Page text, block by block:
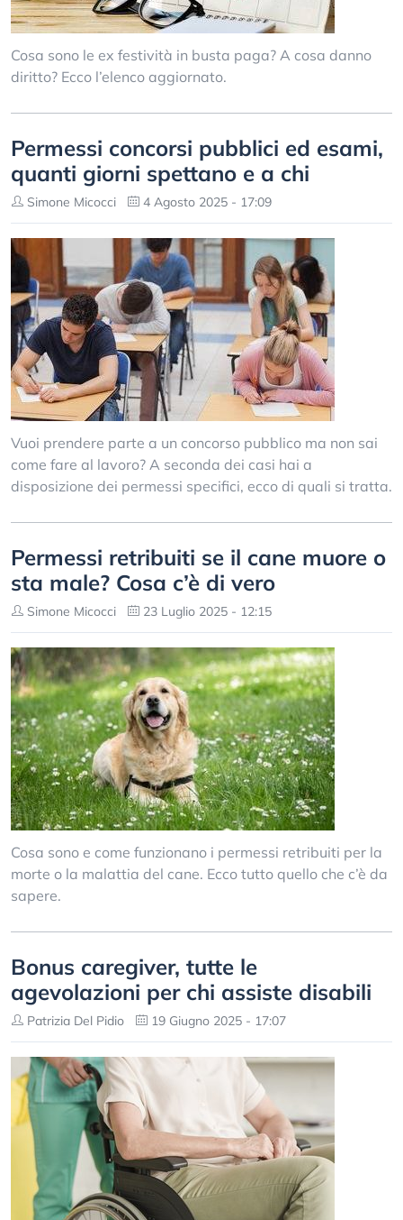
Cosa sono le ex festività in busta paga? A cosa danno
diritto? Ecco l’elenco aggiornato.
Permessi concorsi pubblici ed esami,
quanti giorni spettano e a chi
Simone Micocci 4 Agosto 2025 - 17:09
Vuoi prendere parte a un concorso pubblico ma non sai
come fare al lavoro? A seconda dei casi hai a
disposizione dei permessi specifici, ecco di quali si tratta.
Permessi retribuiti se il cane muore o
sta male? Cosa c’è di vero
Simone Micocci 23 Luglio 2025 - 12:15
Cosa sono e come funzionano i permessi retribuiti per la
morte o la malattia del cane. Ecco tutto quello che c’è da
sapere.
Bonus caregiver, tutte le
agevolazioni per chi assiste disabili
Patrizia Del Pidio 19 Giugno 2025 - 17:07